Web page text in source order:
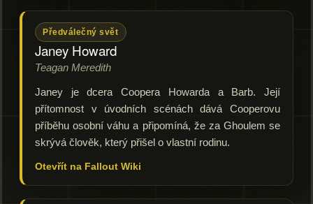
Janey Howard
Teagan Meredith
Předválečný svět
Janey je dcera Coopera Howarda a Barb. Její
přítomnost v úvodních scénách dává Cooperovu
příběhu osobní váhu a připomíná, že za Ghoulem se
skrývá člověk, který přišel o vlastní rodinu.
Otevřít na Fallout Wiki